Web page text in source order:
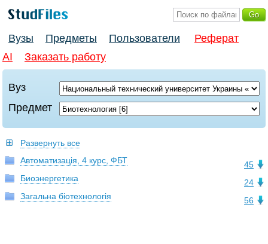
Вузы Предметы Пользователи
Реферат
AI
Заказать работу
Вуз
Предмет
Развернуть все
45
Автоматизація, 4 курс, ФБТ
24
Биоэнергетика
56
Загальна біотехнологія